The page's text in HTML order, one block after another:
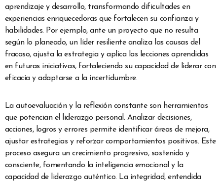
aprendizaje y desarrollo, transformando dificultades en
experiencias enriquecedoras que fortalecen su confianza y
habilidades. Por ejemplo, ante un proyecto que no resulta
según lo planeado, un líder resiliente analiza las causas del
fracaso, ajusta la estrategia y aplica las lecciones aprendidas
en futuras iniciativas, fortaleciendo su capacidad de liderar con
eficacia y adaptarse a la incertidumbre.
La autoevaluación y la reflexión constante son herramientas
que potencian el liderazgo personal. Analizar decisiones,
acciones, logros y errores permite identificar áreas de mejora,
ajustar estrategias y reforzar comportamientos positivos. Este
proceso asegura un crecimiento progresivo, sostenido y
consciente, fomentando la inteligencia emocional y la
capacidad de liderazgo auténtico. La integridad, entendida